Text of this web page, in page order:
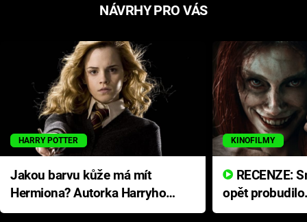
NÁVRHY PRO VÁS
HARRY POTTER
Jakou barvu kůže má mít
Hermiona? Autorka Harryho
Pottera přišla s ráznou
KINOFILMY
opět
přichází s